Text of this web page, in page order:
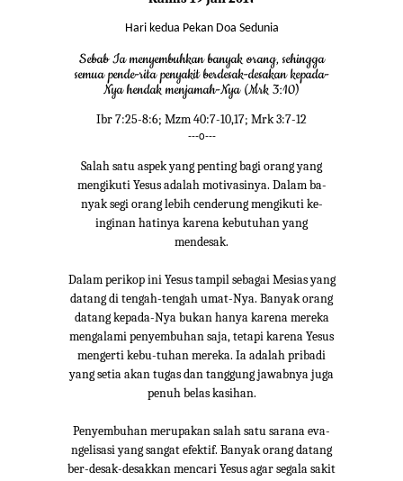
Hari kedua Pekan Doa Sedunia
Sebab Ia menyembuhkan banyak orang, sehingga
semua pende-rita penyakit berdesak-desakan kepada-
Nya hendak menjamah-Nya (Mrk 3:10)
Ibr 7:25-8:6; Mzm 40:7-10,17; Mrk 3:7-12
---o---
Salah satu aspek yang penting bagi orang yang
mengikuti Yesus adalah motivasinya. Dalam ba-
nyak segi orang lebih cenderung mengikuti ke-
inginan hatinya karena kebutuhan yang
mendesak.
Dalam perikop ini Yesus tampil sebagai Mesias yang
datang di tengah-tengah umat-Nya. Banyak orang
datang kepada-Nya bukan hanya karena mereka
mengalami penyembuhan saja, tetapi karena Yesus
mengerti kebu-tuhan mereka. Ia adalah pribadi
yang setia akan tugas dan tanggung jawabnya juga
penuh belas kasihan.
Penyembuhan merupakan salah satu sarana eva-
ngelisasi yang sangat efektif. Banyak orang datang
ber-desak-desakkan mencari Yesus agar segala sakit